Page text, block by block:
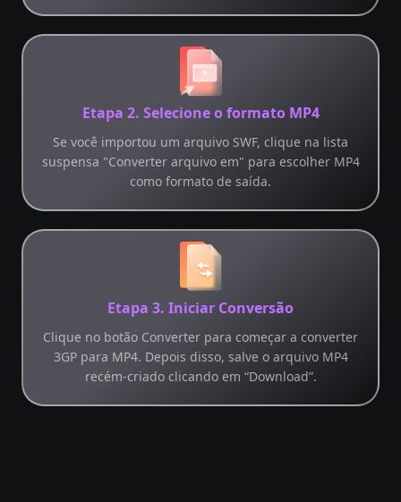
Etapa 2. Selecione o formato MP4
Se você importou um arquivo SWF, clique na lista
suspensa "Converter arquivo em" para escolher MP4
como formato de saída.
Etapa 3. Iniciar Conversão
Clique no botão Converter para começar a converter
3GP para MP4. Depois disso, salve o arquivo MP4
recém-criado clicando em “Download”.